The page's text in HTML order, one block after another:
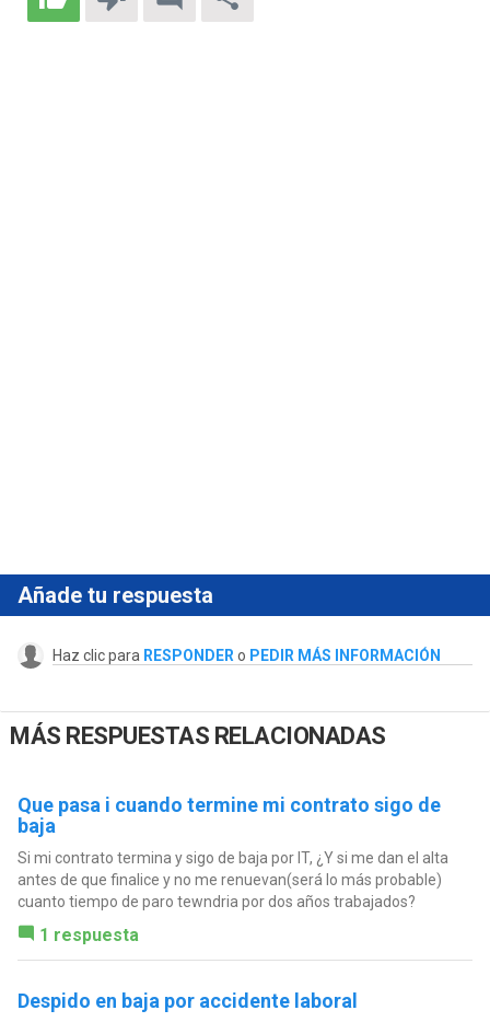
Añade tu respuesta
Haz clic para RESPONDER o PEDIR MÁS INFORMACIÓN
MÁS RESPUESTAS RELACIONADAS
Que pasa i cuando termine mi contrato sigo de
baja
Si mi contrato termina y sigo de baja por IT, ¿Y si me dan el alta
antes de que finalice y no me renuevan(será lo más probable)
cuanto tiempo de paro tewndria por dos años trabajados?
1 respuesta
Despido en baja por accidente laboral